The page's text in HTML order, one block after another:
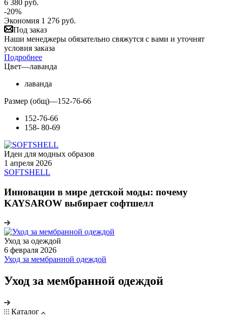
6 380 руб.
-20%
Экономия 1 276 руб.
Под заказ
Наши менеджеры обязательно свяжутся с вами и уточнят
условия заказа
Подробнее
Цвет—лаванда
лаванда
Размер (общ)—152-76-66
152-76-66
158- 80-69
Идеи для модных образов
1 апреля 2026
SOFTSHELL
Инновации в мире детской моды: почему
KAYSAROW выбирает софтшелл
Уход за одеждой
6 февраля 2026
Уход за мембранной одеждой
Уход за мембранной одеждой
Каталог